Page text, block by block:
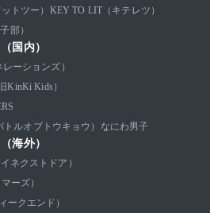
トツー） KEY TO LIT（キテレツ）
部）
国内）
ーションズ）
KinKi Kids）
ルオブトウキョウ）
なにわ男子
海外）
ネクストドア）
ーズ）
ークエンド）